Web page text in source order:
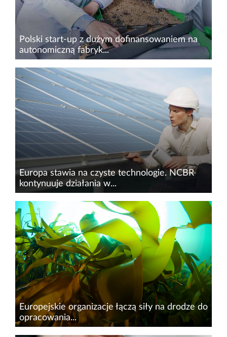
Polski start-up z dużym dofinansowaniem na
autonomiczną fabryk...
Polski start-up biotechnologiczny Proteine
Resources ogłosił pozyskanie 9,5 mln euro w
ramach tzw. finansowania mieszanego (grant +
inwestycja w udziały) w ramach prestiżowego
programu EIC Accelerator...
Europa stawia na czyste technologie. NCBR
kontynuuje działania w...
Technologie słoneczne, wiatrowe, wodorowe
czy rozszczepienie jądrowe – to część
zagadnień stanowiących tematykę nowych
naborów STEP (Czyste i zasobooszczędne
technologie)&nbsp;realizowanych przez...
Europejskie organizacje łączą siły na drodze do
opracowania...